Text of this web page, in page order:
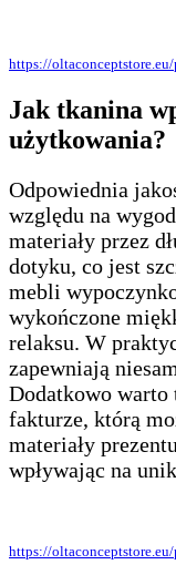
https://
Jak tkanina
użytkowania?
Odpowiednia
względu na
materiały przez
dotyku, co jest
mebli
wykończone
relaksu. W
zapewniają
Dodatkowo
fakturze, którą
materiały
wpływając na
https://